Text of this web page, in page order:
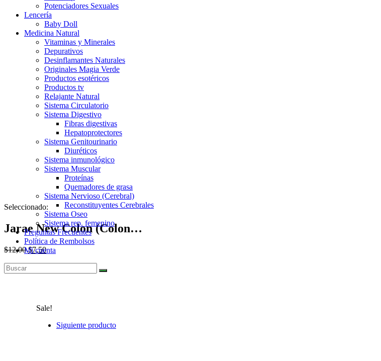
Potenciadores Sexuales
Lencería
Baby Doll
Medicina Natural
Vitaminas y Minerales
Depurativos
Desinflamantes Naturales
Originales Magia Verde
Productos esotéricos
Productos tv
Relajante Natural
Sistema Circulatorio
Sistema Digestivo
Fibras digestivas
Hepatoprotectores
Sistema Genitourinario
Diuréticos
Sistema inmunológico
Sistema Muscular
Proteínas
Quemadores de grasa
Sistema Nervioso (Cerebral)
Reconstituyentes Cerebrales
Sistema Oseo
Sistema rep. femenino
Preguntas Frecuentes
Política de Rembolsos
Mi cuenta
Seleccionado:
Jarae New Colon (Colon…
$12,00 $7,50
Agotado
Sale!
Siguiente producto